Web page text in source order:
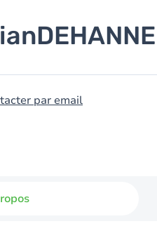
DEHANNE
par email